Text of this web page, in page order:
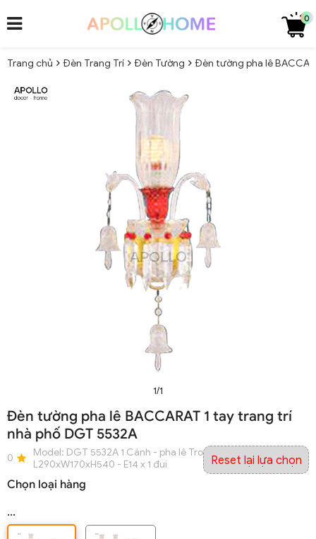
0
Trang chủ Đèn Trang Trí Đèn Tường Đèn tường pha lê
1/1
Đèn tường pha lê BACCARAT 1 tay trang trí
nhà phố DGT 5532A
0 Model: DGT 5532A 1 Cánh - pha lê Trong Suốt + Đỏ -
L290xW170xH540 - E14 x 1 đui
Chọn loại hàng
...
Reset lại lựa chọn